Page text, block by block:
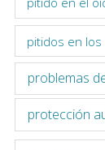
pitidos en los
problemas
protección